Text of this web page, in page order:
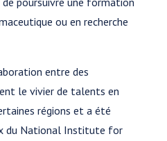
ou en recherche
entre des
le vivier de talents en
régions et a été
du National Institute for